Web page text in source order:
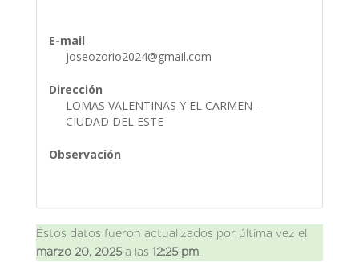
E-mail
joseozorio2024@gmail.com
Dirección
LOMAS VALENTINAS Y EL CARMEN -
CIUDAD DEL ESTE
Observación
Éstos datos fueron actualizados por última vez el
marzo 20, 2025a las 12:25 pm.